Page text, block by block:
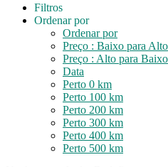
Filtros
Ordenar por
Ordenar por
Preço : Baixo para Alto
Preço : Alto para Baixo
Data
Perto 0 km
Perto 100 km
Perto 200 km
Perto 300 km
Perto 400 km
Perto 500 km